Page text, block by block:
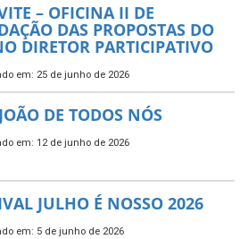
– OFICINA II DE
DAS PROPOSTAS DO
DIRETOR PARTICIPATIVO
em: 25 de junho de 2026
DE TODOS NÓS
em: 12 de junho de 2026
JULHO É NOSSO 2026
em: 5 de junho de 2026